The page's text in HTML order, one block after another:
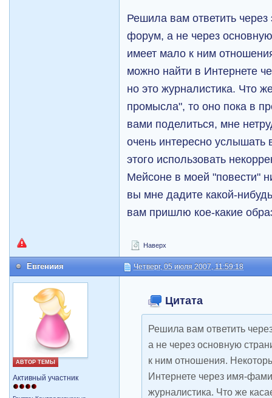
Решила вам ответить через
форум, а не через
имеет мало к ним
можно найти в Интернете
но это журналистика. Что
промысла", то оно пока в
вами поделиться, мне
очень интересно
этого использовать
Мейсоне в моей "повести"
вы мне дадите какой-
вам пришлю кое-какие
Наверх
Евгениия Четверг, 05 июля 2007, 11:59:18
АВТОР ТЕМЫ
Активный участник
Цитата
Решила вам ответить
а не через основную
к ним отношения.
Интернете через имя-
журналистика. Что же